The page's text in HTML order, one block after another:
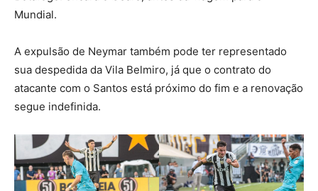
Mundial.
A expulsão de Neymar também pode ter representado
sua despedida da Vila Belmiro, já que o contrato do
atacante com o Santos está próximo do fim e a renovação
segue indefinida.